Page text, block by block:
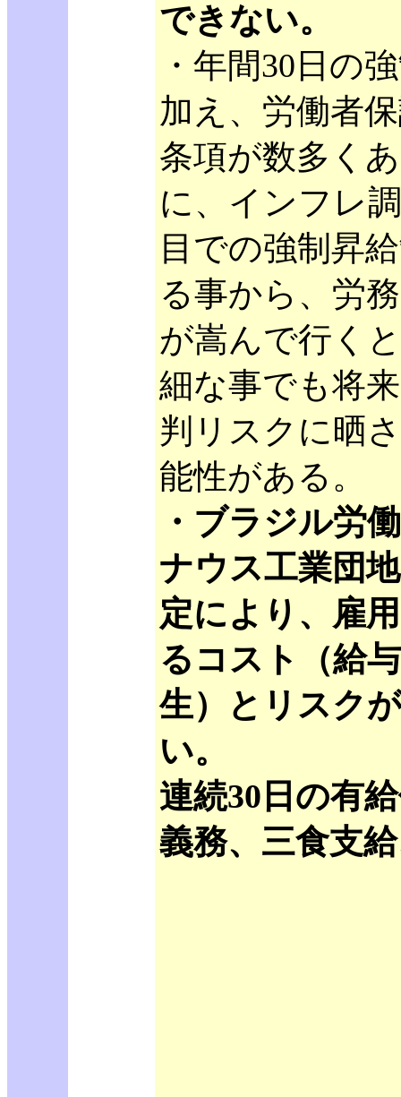
できない。
・年間30日の
加え、労働者
条項が数多く
に、インフレ
目での強制昇
る事から、労
が嵩んで行く
細な事でも将
判リスクに晒
能性がある。
・ブラジル労
ナウス工業団
定により、雇
るコスト（給
生）とリスク
い。
連続30日の有
義務、三食支